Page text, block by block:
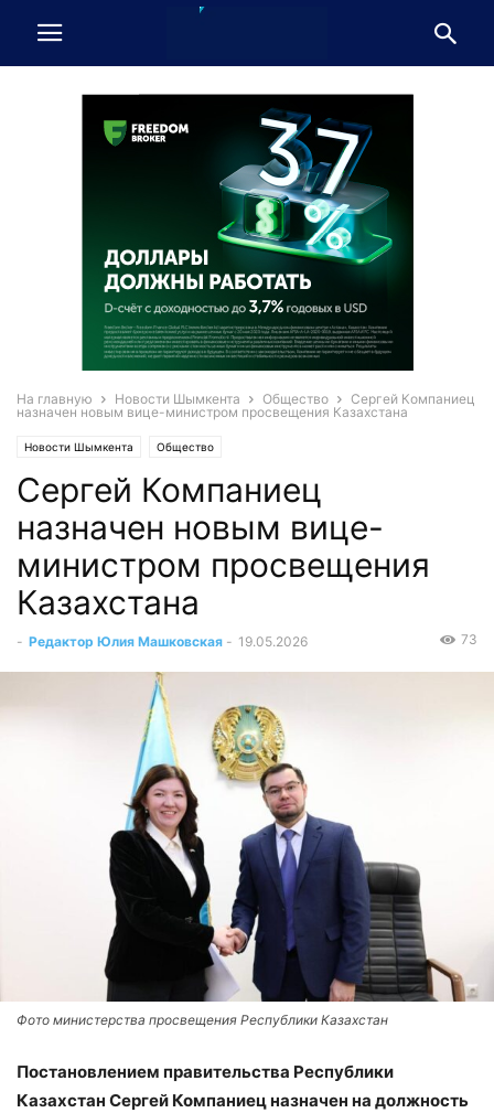
На главную Новости Шымкента Общество
Сергей Компаниец
назначен новым вице-министром просвещения Казахстана
Новости Шымкента Общество
Сергей Компаниец
назначен новым вице-
министром просвещения
Казахстана
- Редактор Юлия Машковская - 19.05.2026 73
Фото министерства просвещения Республики Казахстан
Постановлением правительства Республики
Казахстан Сергей Компаниец назначен на должность